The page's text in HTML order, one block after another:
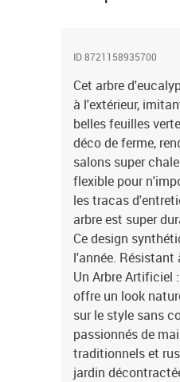
ID 8721158935700
Cet arbre
à l'extérieur,
belles feuilles
déco de ferme,
salons super
flexible pour
les tracas
arbre est super
Ce design
l'année. Résistant
Un Arbre Artificiel
offre un look
sur le style sans
passionnés de
traditionnels et
jardin